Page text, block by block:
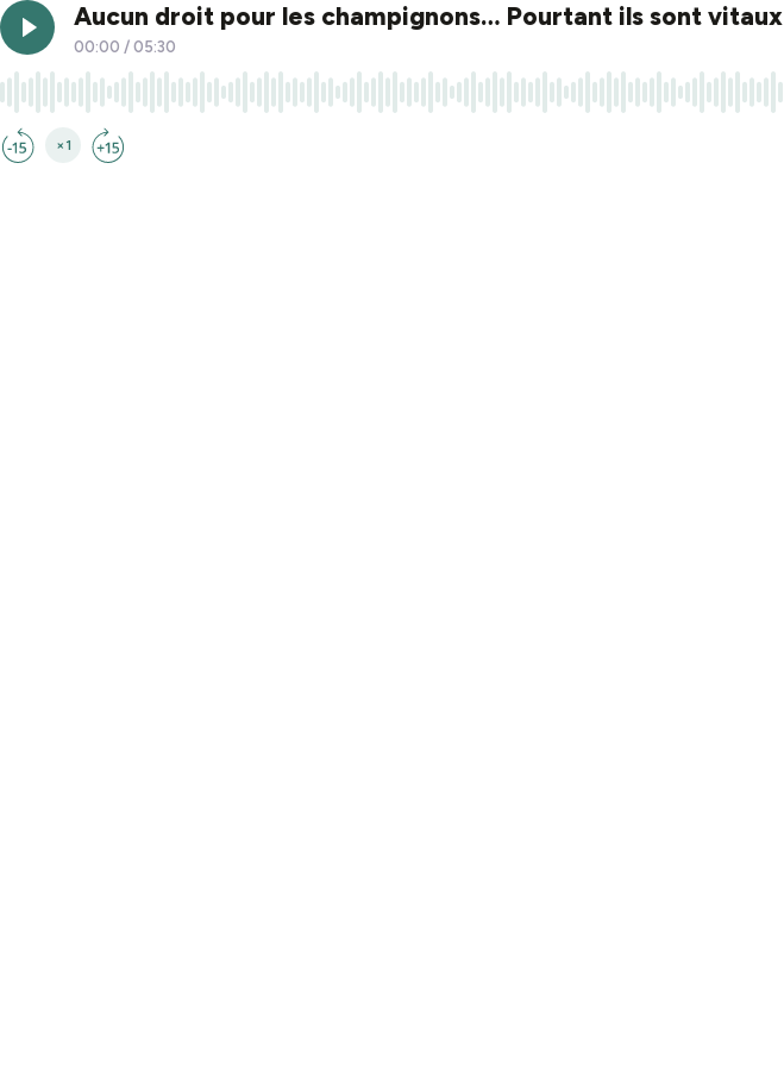
Aucun droit pour les champignons… Pourtant ils sont vitaux
00:00 /05:30
×1